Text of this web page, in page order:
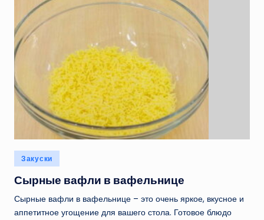
Опубликовано
в
Закуски
Сырные вафли в вафельнице
Сырные вафли в вафельнице – это очень яркое, вкусное и
аппетитное угощение для вашего стола. Готовое блюдо